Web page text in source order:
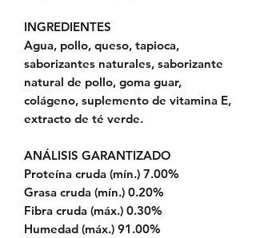
INGREDIENTES
Agua, pollo, queso, tapioca,
saborizantes naturales, saborizante
natural de pollo, goma guar,
colágeno, suplemento de vitamina E,
extracto de té verde.
ANÁLISIS GARANTIZADO
Proteína cruda (mín.) 7.00%
Grasa cruda (mín.) 0.20%
Fibra cruda (máx.) 0.30%
Humedad (máx.) 91.00%